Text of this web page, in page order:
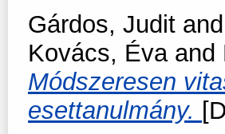
Gárdos, Judit and
Kovács, Évaand
Módszeresen
esettanulmány.